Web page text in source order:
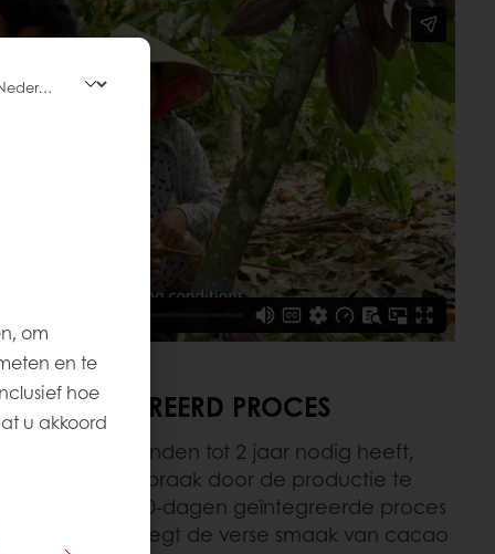
GEÏNTEGREERD PROCES
6 maanden tot 2 jaar nodig heeft,
een doorbraak door de productie te
dagen. Ons 60-dagen geïntegreerde proces
chocolade—legt de verse smaak van cacao
om
en te
hoe
u akkoord